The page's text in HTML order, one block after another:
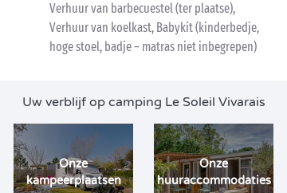
Verhuur van barbecuestel (ter plaatse),
Verhuur van koelkast, Babykit (kinderbedje,
hoge stoel, badje – matras niet inbegrepen)
Uw verblijf op camping Le Soleil Vivarais
Onze
kampeerplaatsen
Onze
huuraccommodaties